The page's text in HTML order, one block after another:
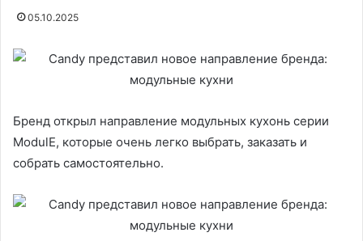
05.10.2025
Бренд открыл направление модульных кухонь серии
ModulE, которые очень легко выбрать, заказать и
собрать самостоятельно.